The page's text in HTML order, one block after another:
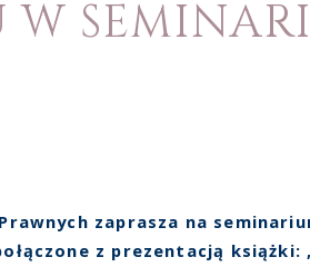
zaprasza na
z prezentacją